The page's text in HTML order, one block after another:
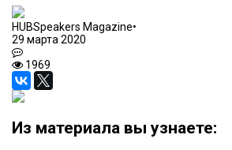
HUBSpeakers Magazine•
29 марта 2020
1969
Из материала вы узнаете: